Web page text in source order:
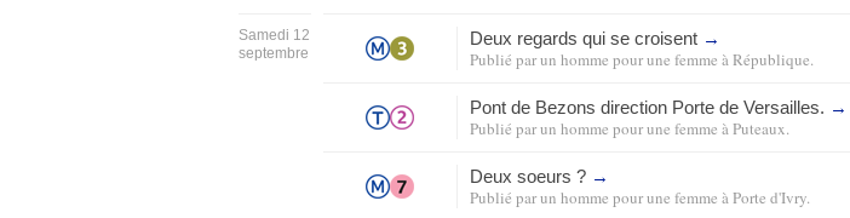
Samedi 12
septembre
Deux regards qui se croisent →
Publié parun homme pour une femme àRépublique.
Pont de Bezons direction Porte de Versailles. →
Publié parun homme pour une femme àPuteaux.
Deux soeurs ? →
Publié parun homme pour une femme àPorte d'Ivry.